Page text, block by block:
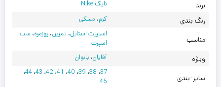
برند نایک Nike
رنگ بندی کرم، مشکی
مناسب
استریت استایل،تمرین،روزمره،ست
اسپرت
ویژه آقایان،بانوان
سایز-بندی
37، 38، 39، 40، 41،42، 43،44،
45